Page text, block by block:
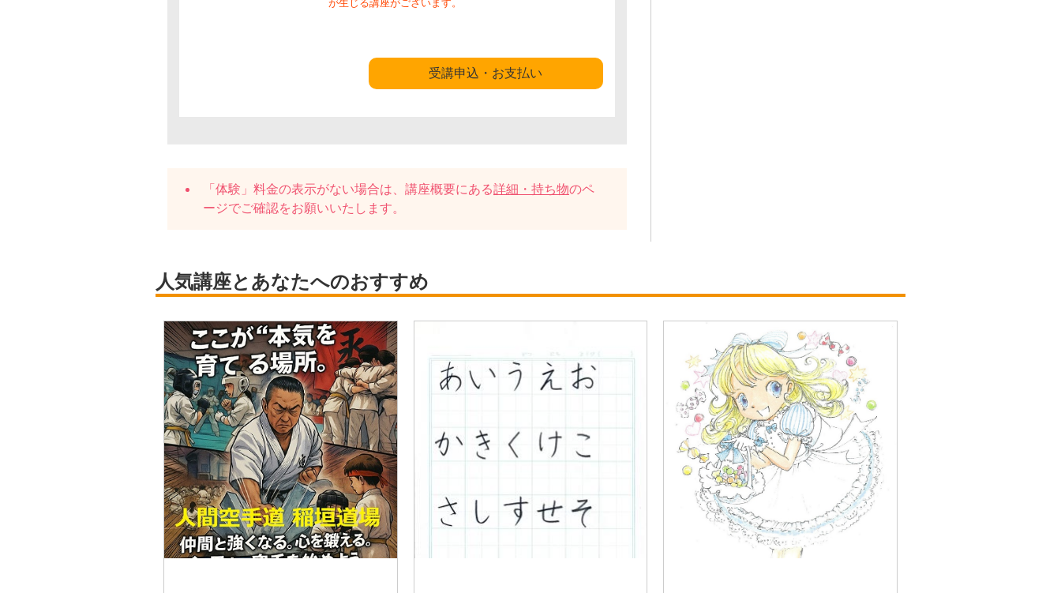
が生じる講座がございます。
受講申込・お支払い
「体験」料金の表示がない場合は、講座概要にある詳細・持ち物のペ
ージでご確認をお願いいたします。